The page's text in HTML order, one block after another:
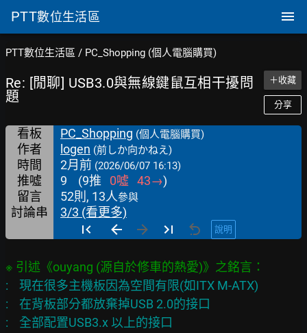
PTT數位生活區
PTT數位生活區 / PC_Shopping (個人電腦購買)
Re: [閒聊] USB3.0與無線鍵鼠互相干擾問
題
＋收藏
分享
看板 PC_Shopping (個人電腦購買)
作者 logen (前しか向かねえ)
時間 2月前 (2026/06/07 16:13)
推噓 9 (9推 0噓 43→)
留言
52則, 13人參與
討論串 3/3 (看更多)
說明
:    現在很多主機板因為空間有限(如ITX M-ATX)
:    在背板部分都放棄掉USB 2.0的接口
:    全部配置USB3.x 以上的接口